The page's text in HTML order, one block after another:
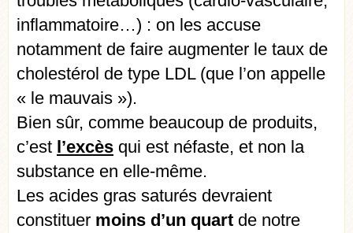
inflammatoire…) : on les accuse
notamment de faire augmenter le taux de
cholestérol de type LDL (que l’on appelle
« le mauvais »).
Bien sûr, comme beaucoup de produits,
c’est l’excès qui est néfaste, et non la
substance en elle-même.
Les acides gras saturés devraient
constituer moins d’un quart de notre